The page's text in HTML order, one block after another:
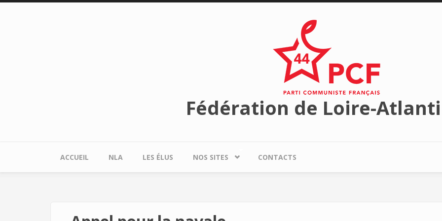
Aller au contenu principal
Fédération de Loire-
ACCUEIL NLA LES ÉLUS NOS SITES CONTACTS